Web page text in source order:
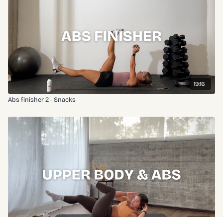
19:16
Abs finisher 2 - Snacks